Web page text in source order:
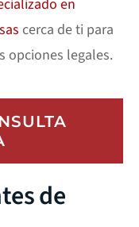
en
cerca de ti para
opciones legales.
de